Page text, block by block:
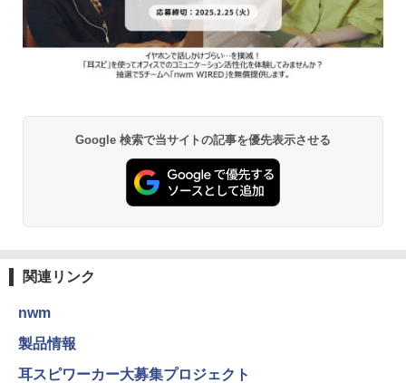
Google 検索で当サイトの記事を優先表示させる
関連リンク
nwm
製品情報
耳スピワーカー大募集プロジェクト